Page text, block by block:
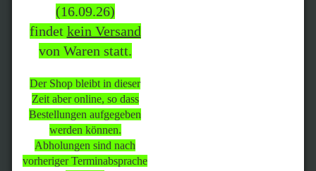
(16.09.26)
findet kein Versand
von Waren statt.
Der Shop bleibt in dieser
Zeit aber online, so dass
Bestellungen aufgegeben
werden können.
Abholungen sind nach
vorheriger Terminabsprache
In der Zeit von Mittwoch
(12.08.26) bis Mittwoch
(16.09.26)
statt.
Der Shop bleibt in dieser Zeit
aber online, so dass
Bestellungen aufgegeben
werden können.